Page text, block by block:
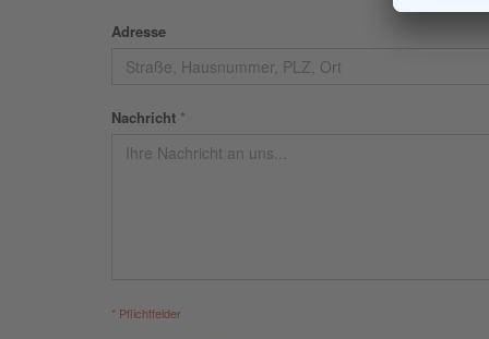
Adresse
Nachricht *
* Pflichtfelder